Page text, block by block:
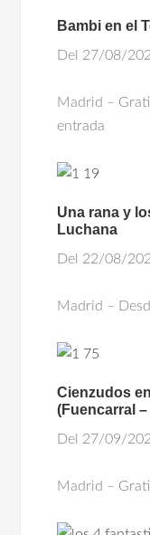
Bambi en el
Del 27/08/
Madrid –
entrada
Una rana y
Luchana
Del 22/08/
Madrid –
Cienzudos
(Fuencarral
Del 27/09/
Madrid –